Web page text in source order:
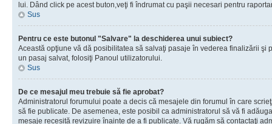
lui. Dând click pe acest buton,veţi fi îndrumat cu paşii necesari pentru
Sus
Pentru ce este butonul "Salvare" la deschiderea unui subiect?
Această opţiune vă dă posibilitatea să salvaţi pasaje în vederea finalizării şi
un pasaj salvat, folosiţi Panoul utilizatorului.
Sus
De ce mesajul meu trebuie să fie aprobat?
Administratorul forumului poate a decis că mesajele din forumul în care
să fie publicate. De asemenea, este posibil ca administratorul să vă fi
mesaje recesită revizuire înainte de a fi publicate. Vă rugăm să contactaţi